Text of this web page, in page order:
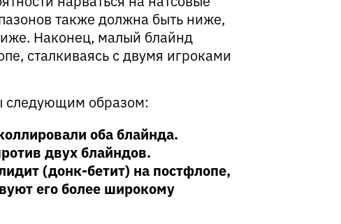
также должна быть ниже,
Наконец, малый блайнд
сталкиваясь с двумя игроками
следующим образом:
оба блайнда.
двух блайндов.
(донк-бетит) на постфлопе,
его более широкому